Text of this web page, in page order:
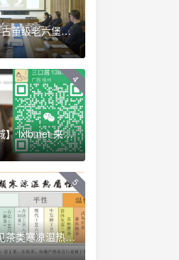
上海 全球顶级 古董级老六堡品鉴会 2018.12
4
【定制茶品商城】 lxlb.net 来些六堡
5
三口居士：常见茶类寒凉温热属性一览 (2013-04-01 09:53:04)